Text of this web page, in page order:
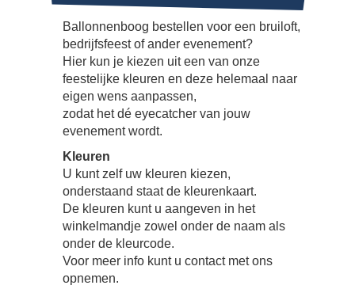
Ballonnenboog bestellen voor een bruiloft,
bedrijfsfeest of ander evenement?
Hier kun je kiezen uit een van onze
feestelijke kleuren en deze helemaal naar
eigen wens aanpassen,
zodat het dé eyecatcher van jouw
evenement wordt.
Kleuren
U kunt zelf uw kleuren kiezen,
onderstaand staat de kleurenkaart.
De kleuren kunt u aangeven in het
winkelmandje zowel onder de naam als
onder de kleurcode.
Voor meer info kunt u contact met ons
opnemen.